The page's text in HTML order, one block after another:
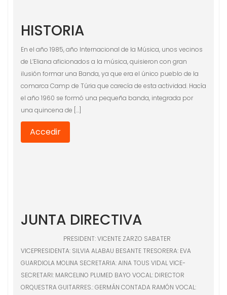
HISTORIA
En el año 1985, año Internacional de la Música, unos vecinos
de L’Eliana aficionados a la música, quisieron con gran
ilusión formar una Banda, ya que era el único pueblo de la
comarca Camp de Túria que carecía de esta actividad. Hacía
el año 1960 se formó una pequeña banda, integrada por
una quincena de […]
Accedir
JUNTA DIRECTIVA
PRESIDENT: VICENTE ZARZO SABATER
VICEPRESIDENTA: SILVIA ALABAU BESANTE TRESORERA: EVA
GUARDIOLA MOLINA SECRETARIA: AINA TOUS VIDAL VICE-
SECRETARI: MARCELINO PLUMED BAYO VOCAL: DIRECTOR
ORQUESTRA GUITARRES.: GERMÁN CONTADA RAMÓN VOCAL: